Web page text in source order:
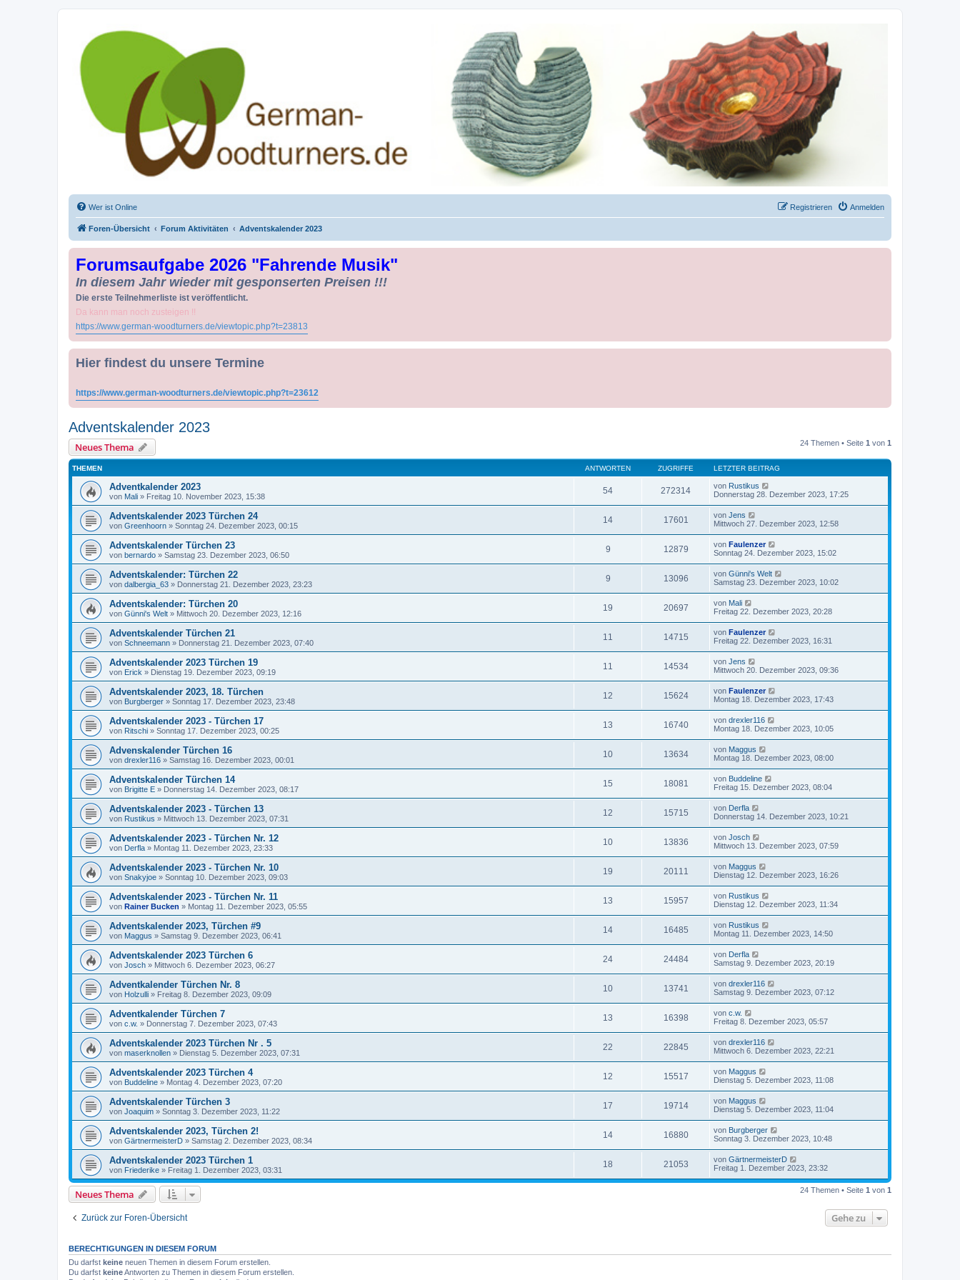
Drechseln und Kunsthandwerk - German-Woodturners *Forum Sauerland*
Der Treffpunkt für Drechsler und Freunde des Kunsthandwerks
Wer ist Online Anmelden
Registrieren
Foren-Übersicht Forum Aktivitäten Adventskalender 2023
Forumsaufgabe 2026 "Fahrende Musik"
In diesem Jahr wieder mit gesponserten Preisen !!!
Die erste Teilnehmerliste ist veröffentlicht.
Da kann man noch zusteigen !!
https://www.german-woodturners.de/viewtopic.php?t=23813
Hier findest du unsere Termine
https://www.german-woodturners.de/viewtopic.php?t=23612
Adventskalender 2023
Neues Thema 24 Themen • Seite 1 von 1
THEMEN ANTWORTEN ZUGRIFFE LETZTER BEITRAG
Adventkalender 2023
von Mali » Freitag 10. November 2023, 15:38
54 272314 von Rustikus
Donnerstag 28. Dezember 2023, 17:25
Adventskalender 2023 Türchen 24
von Greenhoorn » Sonntag 24. Dezember 2023, 00:15
14 17601 von Jens
Mittwoch 27. Dezember 2023, 12:58
Adventskalender Türchen 23
von bernardo » Samstag 23. Dezember 2023, 06:50
9 12879 von Faulenzer
Sonntag 24. Dezember 2023, 15:02
Adventskalender: Türchen 22
von dalbergia_63 » Donnerstag 21. Dezember 2023, 23:23
9 13096 von Günni's Welt
Samstag 23. Dezember 2023, 10:02
Adventskalender: Türchen 20
von Günni's Welt » Mittwoch 20. Dezember 2023, 12:16
19 20697 von Mali
Freitag 22. Dezember 2023, 20:28
Adventskalender Türchen 21
von Schneemann » Donnerstag 21. Dezember 2023, 07:40
11 14715 von Faulenzer
Freitag 22. Dezember 2023, 16:31
Adventskalender 2023 Türchen 19
von Erick » Dienstag 19. Dezember 2023, 09:19
11 14534 von Jens
Mittwoch 20. Dezember 2023, 09:36
Adventskalender 2023, 18. Türchen
von Burgberger » Sonntag 17. Dezember 2023, 23:48
12 15624 von Faulenzer
Montag 18. Dezember 2023, 17:43
Adventskalender 2023 - Türchen 17
von Ritschi » Sonntag 17. Dezember 2023, 00:25
13 16740 von drexler116
Montag 18. Dezember 2023, 10:05
Advenskalender Türchen 16
von drexler116 » Samstag 16. Dezember 2023, 00:01
10 13634 von Maggus
Montag 18. Dezember 2023, 08:00
Adventskalender Türchen 14
von Brigitte E » Donnerstag 14. Dezember 2023, 08:17
15 18081 von Buddeline
Freitag 15. Dezember 2023, 08:04
Adventskalender 2023 - Türchen 13
von Rustikus » Mittwoch 13. Dezember 2023, 07:31
12 15715 von Derfla
Donnerstag 14. Dezember 2023, 10:21
Adventskalender 2023 - Türchen Nr. 12
von Derfla » Montag 11. Dezember 2023, 23:33
10 13836 von Josch
Mittwoch 13. Dezember 2023, 07:59
Adventskalender 2023 - Türchen Nr. 10
von Snakyjoe » Sonntag 10. Dezember 2023, 09:03
19 20111 von Maggus
Dienstag 12. Dezember 2023, 16:26
Adventskalender 2023 - Türchen Nr. 11
von Rainer Bucken » Montag 11. Dezember 2023, 05:55
13 15957 von Rustikus
Dienstag 12. Dezember 2023, 11:34
Adventskalender 2023, Türchen #9
von Maggus » Samstag 9. Dezember 2023, 06:41
14 16485 von Rustikus
Montag 11. Dezember 2023, 14:50
Adventskalender 2023 Türchen 6
von Josch » Mittwoch 6. Dezember 2023, 06:27
24 24484 von Derfla
Samstag 9. Dezember 2023, 20:19
Adventkalender Türchen Nr. 8
von Holzulli » Freitag 8. Dezember 2023, 09:09
10 13741 von drexler116
Samstag 9. Dezember 2023, 07:12
Adventkalender Türchen 7
von c.w. » Donnerstag 7. Dezember 2023, 07:43
13 16398 von c.w.
Freitag 8. Dezember 2023, 05:57
Adventskalender 2023 Türchen Nr . 5
von maserknollen » Dienstag 5. Dezember 2023, 07:31
22 22845 von drexler116
Mittwoch 6. Dezember 2023, 22:21
Adventskalender 2023 Türchen 4
von Buddeline » Montag 4. Dezember 2023, 07:20
12 15517 von Maggus
Dienstag 5. Dezember 2023, 11:08
Adventskalender Türchen 3
von Joaquim » Sonntag 3. Dezember 2023, 11:22
17 19714 von Maggus
Dienstag 5. Dezember 2023, 11:04
Adventskalender 2023, Türchen 2!
von GärtnermeisterD » Samstag 2. Dezember 2023, 08:34
14 16880 von Burgberger
Sonntag 3. Dezember 2023, 10:48
Adventskalender 2023 Türchen 1
von Friederike » Freitag 1. Dezember 2023, 03:31
18 21053 von GärtnermeisterD
Freitag 1. Dezember 2023, 23:32
Neues Thema 24 Themen • Seite 1 von 1
Zurück zur Foren-Übersicht Gehe zu
BERECHTIGUNGEN IN DIESEM FORUM
Du darfst keine neuen Themen in diesem Forum erstellen.
Du darfst keineAntworten zu Themen in diesem Forum erstellen.